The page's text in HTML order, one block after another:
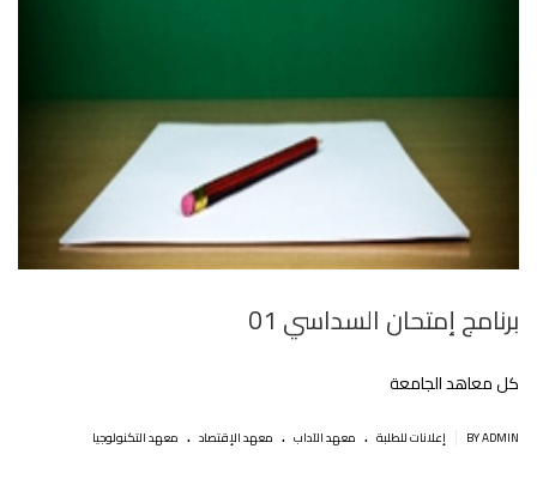
برنامج إمتحان السداسي 01
كل معاهد الجامعة
BY ADMIN إعلانات للطلبة . معهد الآداب . معهد الإقتصاد . معهد التكنولوجيا